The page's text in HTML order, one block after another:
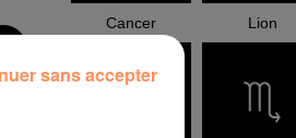
Cancer Lion
sans accepter